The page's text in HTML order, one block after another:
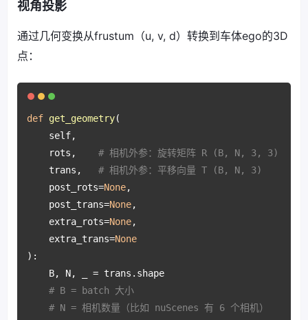
视角投影
通过几何变换从frustum（u, v, d）转换到车体ego的3D
点：
def get_geometry(
    self,
    rots,
# 相机外参：旋转矩阵 R (B, N, 3, 3)
    trans,
# 相机外参：平移向量 T (B, N, 3)
    post_rots=
None,
    post_trans=
None,
    extra_rots=
None,
    extra_trans=
None
):
    B, N, _ = trans.shape
# B = batch 大小
# N = 相机数量（比如 nuScenes 有 6 个相机）